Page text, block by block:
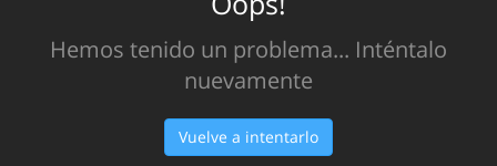
Hemos tenido un problema... Inténtalo
nuevamente
Vuelve a intentarlo